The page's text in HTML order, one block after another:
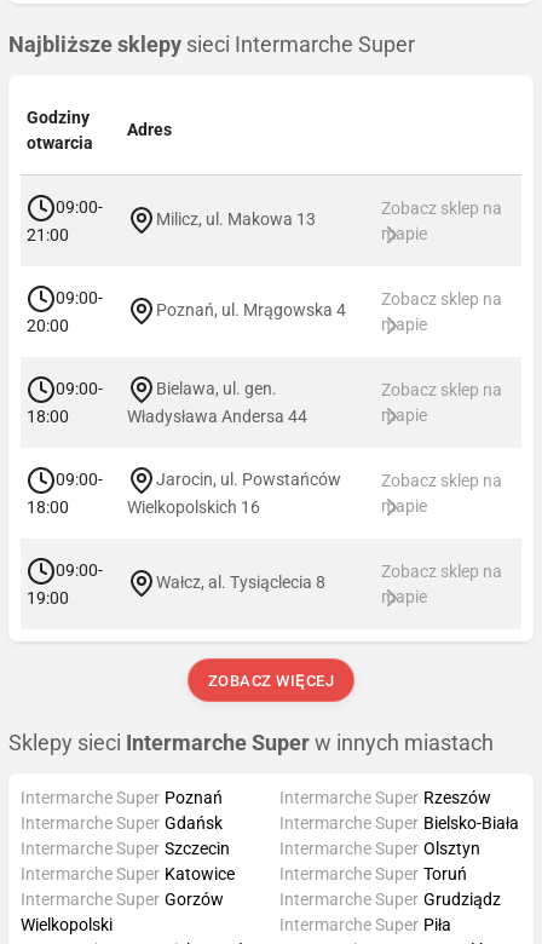
Najbliższe sklepy sieci Intermarche Super
Godziny
otwarcia
Adres
09:00-
21:00
Milicz, ul. Makowa 13
Zobacz sklep na
mapie
09:00-
20:00
Poznań, ul. Mrągowska 4
Zobacz sklep na
mapie
09:00-
18:00
Bielawa, ul. gen.
Władysława Andersa 44
Zobacz sklep na
mapie
09:00-
18:00
Jarocin, ul. Powstańców
Wielkopolskich 16
Zobacz sklep na
mapie
09:00-
19:00
Wałcz, al. Tysiąclecia 8
Zobacz sklep na
mapie
ZOBACZ WIĘCEJ
Sklepy sieci Intermarche Super w innych miastach
Intermarche Super Poznań
Intermarche Super Gdańsk
Intermarche Super Szczecin
Intermarche Super Katowice
Intermarche Super Rzeszów
Intermarche Super Bielsko-Biała
Intermarche Super Olsztyn
Intermarche Super Toruń
Intermarche Super Gorzów
Wielkopolski
Intermarche Super Grudziądz
Intermarche Super Piła